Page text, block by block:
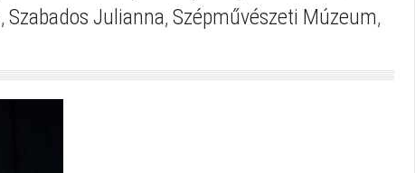
, Szabados Julianna, Szépművészeti Múzeum,